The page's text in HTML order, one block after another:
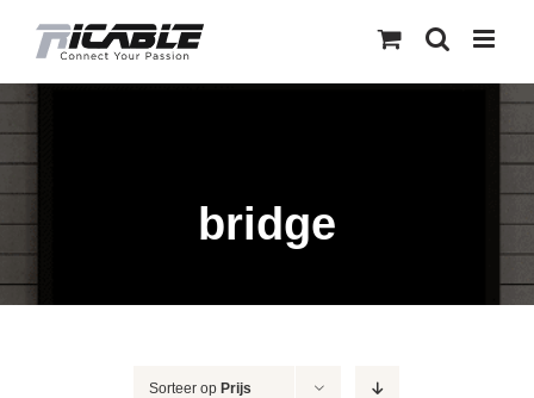
bridge
Sorteer opPrijs